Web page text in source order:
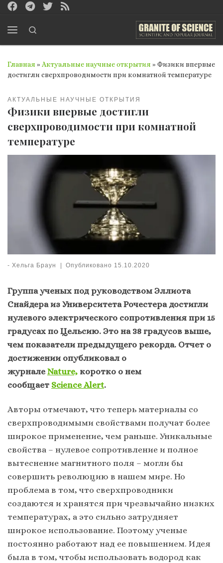
Перейти к содержимому
Главная » Актуальные научные открытия » Физики впервые
достигли сверхпроводимости при комнатной температуре
АКТУАЛЬНЫЕ НАУЧНЫЕ ОТКРЫТИЯ
Физики впервые достигли
сверхпроводимости при комнатной
температуре
- Хельга Браун | Опубликовано 15.10.2020
Группа ученых под руководством Эллиота
Снайдера из Университета Рочестера достигли
нулевого электрического сопротивления при 15
градусах по Цельсию. Это на 38 градусов выше,
чем показатели предыдущего рекорда. Отчет о
достижении опубликовал о
журнале Nature, коротко о нем
сообщает Science Alert.
Авторы отмечают, что теперь материалы со
сверхпроводимыми свойствами получат более
широкое применение, чем раньше. Уникальные
свойства – нулевое сопротивление и полное
вытеснение магнитного поля – могли бы
совершить революцию в нашем мире. Но
проблема в том, что сверхпроводники
создаются и хранятся при чрезвычайно низких
температурах, а это сильно затрудняет
широкое использование. Поэтому ученые
постоянно работают над ее повышением. Идея
была в том, чтобы использовать водород как